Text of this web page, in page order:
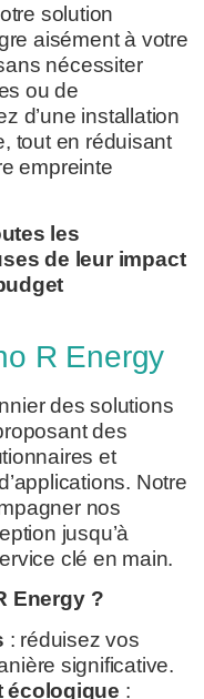
solution
aisément à votre
nécessiter
ou de
d’une installation
tout en réduisant
empreinte
les
de leur impact
R Energy
des solutions
des
et
Notre
nos
jusqu’à
clé en main.
Energy ?
: réduisez vos
significative.
écologique :